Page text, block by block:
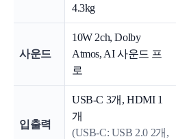
4.3kg
사운드
10W 2ch, Dolby
Atmos, AI 사운드 프
로
입출력
USB-C 3개, HDMI 1
개
(USB-C: USB 2.0 2개,